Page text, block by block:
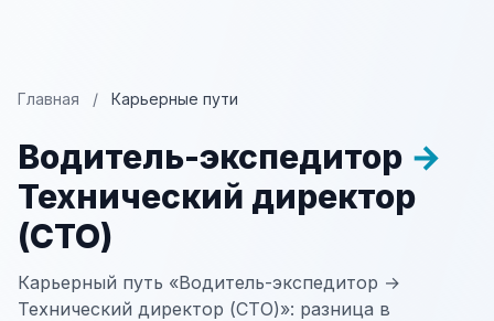
Главная / Карьерные пути
Водитель-экспедитор →
Технический директор
(CTO)
Карьерный путь «Водитель-экспедитор →
Технический директор (CTO)»: разница в